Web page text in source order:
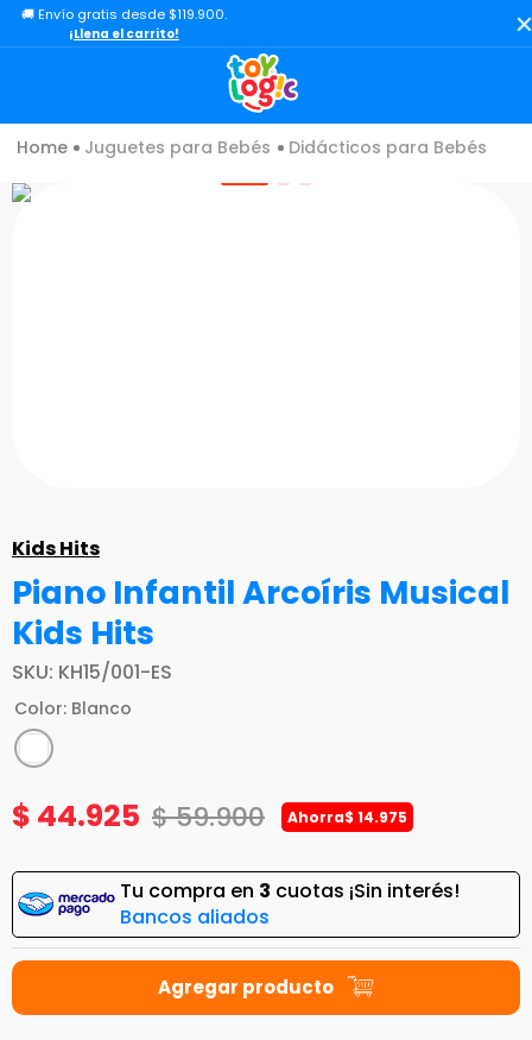
🚚 Envío gratis desde $119.900.
¡Llena el carrito!
Juguetes para Bebés Didácticos para Bebés
Kids Hits
Piano Infantil Arcoíris Musical
Kids Hits
SKU: KH15/001-ES
Color: Blanco
$ 44.925 $59.900 Ahorra$ 14.975
Tu compra en 3 cuotas ¡Sin interés!
Bancos aliados
TÉRMINOS MÁS BUSCADOS
3.
carro
4